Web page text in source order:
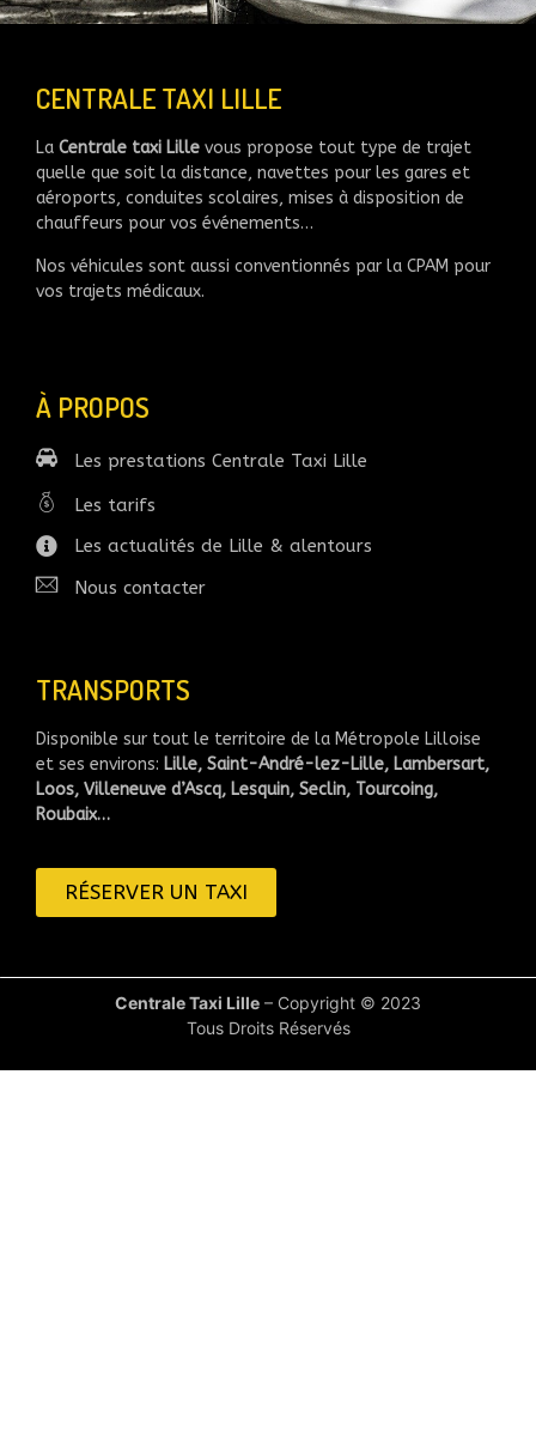
CENTRALE TAXI LILLE
La Centrale taxi Lille vous propose tout type de trajet
quelle que soit la distance, navettes pour les gares et
aéroports, conduites scolaires, mises à disposition de
chauffeurs pour vos événements…
Nos véhicules sont aussi conventionnés par la CPAM pour
vos trajets médicaux.
À PROPOS
Les prestations Centrale Taxi Lille
Les tarifs
Les actualités de Lille & alentours
Nous contacter
TRANSPORTS
Disponible sur tout le territoire de la Métropole Lilloise
et ses environs: Lille, Saint-André-lez-Lille, Lambersart,
Loos, Villeneuve d’Ascq, Lesquin, Seclin, Tourcoing,
Roubaix…
RÉSERVER UN TAXI
Centrale Taxi Lille – Copyright © 2023
Tous Droits Réservés